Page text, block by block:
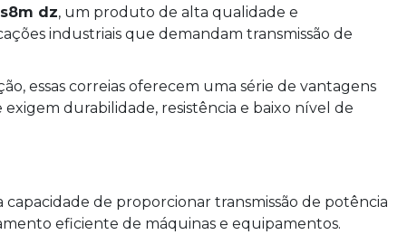
dz, um produto de alta qualidade e
industriais que demandam transmissão de
essas correias oferecem uma série de vantagens
durabilidade, resistência e baixo nível de
capacidade de proporcionar transmissão de potência
eficiente de máquinas e equipamentos.